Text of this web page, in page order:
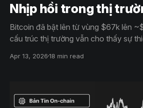
Nhịp hồi trong thị
Bitcoin đã bật lên từ vùng $67k lên
cấu trúc thị trường vẫn cho thấy sự
vẫn yếu và hoạt động trên thị trường
Apr 13, 202618 min read